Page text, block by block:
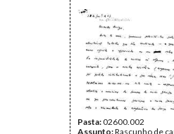
Pancrácio Vieira;
Henrique Vigia Esgaio;
Joaquim Piedade e Silva.
que refere que
Santa Maria no dia 3 de
Humberto Delgado e
estando já o paquete
guarda da Marinha do
Data: Janeiro de 1961 -
1961
Fundo:DJL -
Soares Louro
Tipo Documental:
Pasta:02600.002
Assunto:Rascunho de